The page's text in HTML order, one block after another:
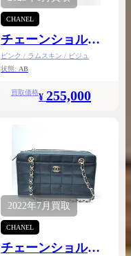
CHANEL
チェーンショルダ
ー
ピンク / ラムスキン / ビジュ
状態: AB
買取価格¥ 255,000
2022年7月 買取
CHANEL
チェーンショルダ